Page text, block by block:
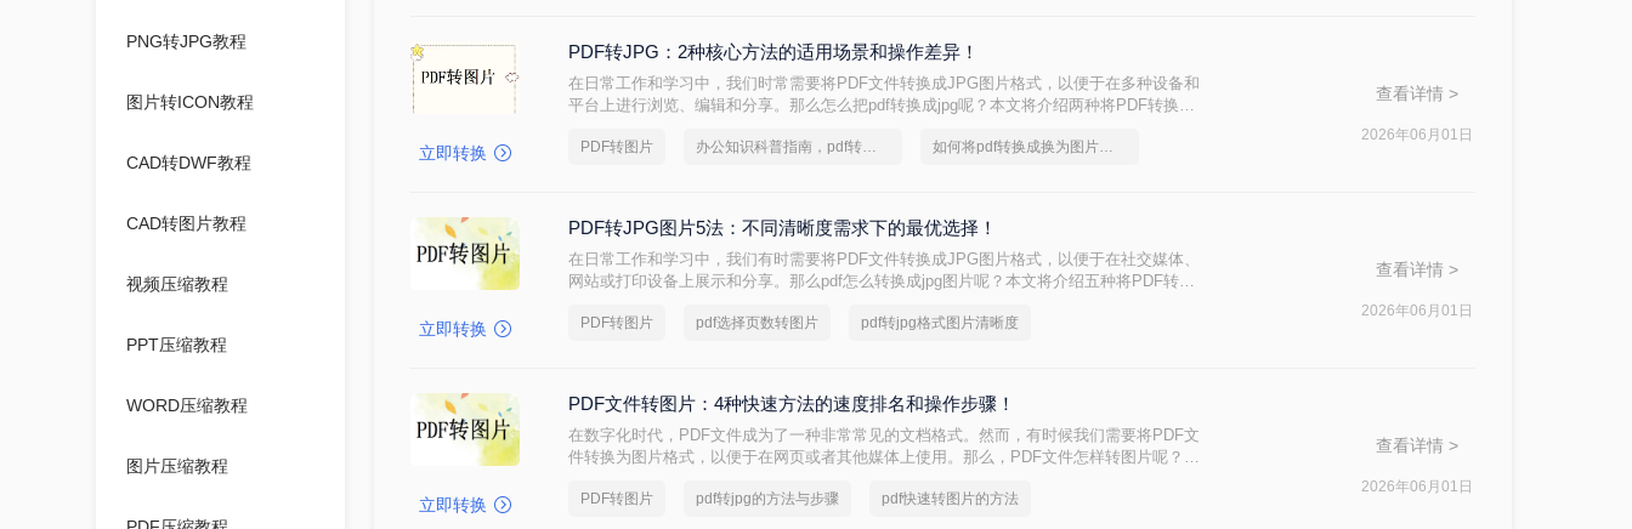
PNG转JPG教程
图片转ICON教程
CAD转DWF教程
CAD转图片教程
视频压缩教程
PPT压缩教程
WORD压缩教程
图片压缩教程
立即转换
PDF转JPG：2种核心方法的适用场景和操作差异！
在日常工作和学习中，我们时常需要将PDF文件转换成JPG图片格式，以便于在多种设备和
平台上进行浏览、编辑和分享。那么怎么把pdf转换成jpg呢？本文将介绍两种将PDF转换成
PDF转图片 办公知识科普指南，pdf转换图片的操作方法 如何将pdf转换成换为图片，正确的操作方法
查看详情 >
2026年06月01日
立即转换
PDF转JPG图片5法：不同清晰度需求下的最优选择！
在日常工作和学习中，我们有时需要将PDF文件转换成JPG图片格式，以便于在社交媒体、
网站或打印设备上展示和分享。那么pdf怎么转换成jpg图片​呢？本文将介绍五种将PDF转换
择最合适的方法。
PDF转图片 pdf选择页数转图片 pdf转jpg格式图片清晰度
查看详情 >
2026年06月01日
立即转换
PDF文件转图片：4种快速方法的速度排名和操作步骤！
在数字化时代，PDF文件成为了一种非常常见的文档格式。然而，有时候我们需要将PDF文
件转换为图片格式，以便于在网页或者其他媒体上使用。那么，PDF文件怎样转图片呢？本
PDF转图片 pdf转jpg的方法与步骤 pdf快速转图片的方法
查看详情 >
2026年06月01日